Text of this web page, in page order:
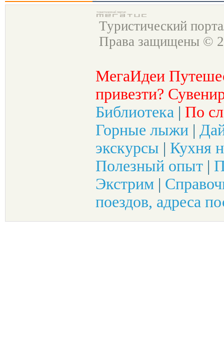
Туристический
Права защищены ©
МегаИдеи
привезти?
Библиотека | По
Горные лыжи |
экскурсы | Кухня
Полезный опыт |
Экстрим |
поездов, адреса